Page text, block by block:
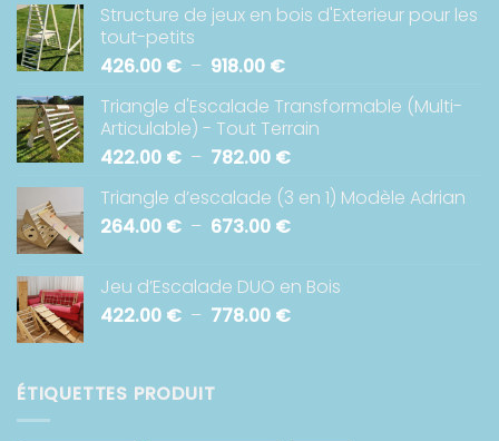
Structure de jeux en bois d'Exterieur pour les
tout-petits
426.00 € – 918.00 €Plage
prix :
426.00 €
à
918.00 €
Triangle d'Escalade Transformable (Multi-
Articulable) - Tout Terrain
422.00 € – 782.00 €Plage
prix :
422.00 €
Triangle d’escalade (3 en 1) Modèle Adrian
264.00 € – 673.00 €Plage
264.00 €
à
Jeu d’Escalade DUO en Bois
422.00 € – 778.00 €Plage
ÉTIQUETTES PRODUIT